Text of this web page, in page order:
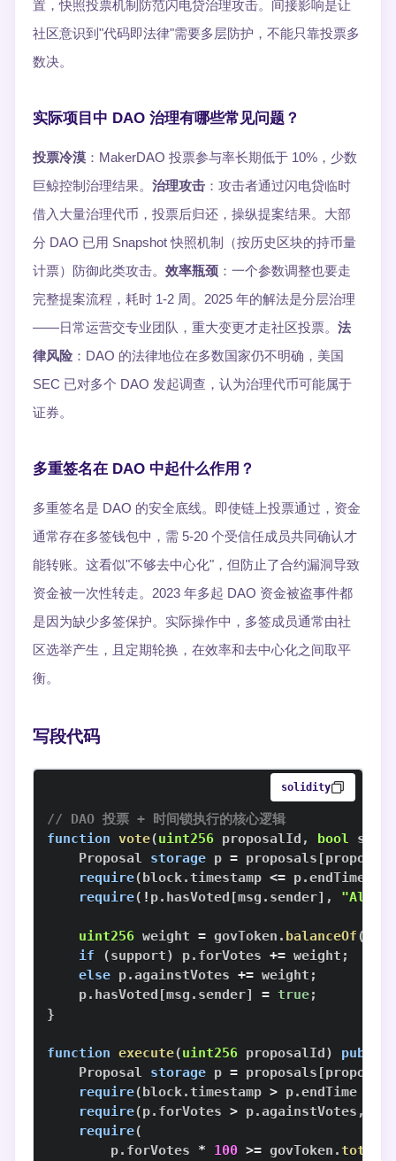
置，快照投票机制防范闪电贷治理攻击。间接影响是让
社区意识到"代码即法律"需要多层防护，不能只靠投票多
数决。
实际项目中 DAO 治理有哪些常见问题？
投票冷漠 ：MakerDAO 投票参与率长期低于 10%，少数
巨鲸控制治理结果。 治理攻击 ：攻击者通过闪电贷临时
借入大量治理代币，投票后归还，操纵提案结果。大部
分 DAO 已用 Snapshot 快照机制（按历史区块的持币量
计票）防御此类攻击。 效率瓶颈 ：一个参数调整也要走
完整提案流程，耗时 1-2 周。2025 年的解法是分层治理
——日常运营交专业团队，重大变更才走社区投票。 法
律风险 ：DAO 的法律地位在多数国家仍不明确，美国
SEC 已对多个 DAO 发起调查，认为治理代币可能属于
证券。
多重签名在 DAO 中起什么作用？
多重签名是 DAO 的安全底线。即使链上投票通过，资金
通常存在多签钱包中，需 5-20 个受信任成员共同确认才
能转账。这看似"不够去中心化"，但防止了合约漏洞导致
资金被一次性转走。2023 年多起 DAO 资金被盗事件都
是因为缺少多签保护。实际操作中，多签成员通常由社
区选举产生，且定期轮换，在效率和去中心化之间取平
衡。
写段代码
solidity
// DAO 投票 + 时间锁执行的核心逻辑
function vote(uint256 proposalId , bool
    Proposal
storage p = proposals [
require(block.timestamp <= p.endTime
require( ! p. hasVoted [msg . sender] ,
uint256 weight = govToken . balanceOf(
if
(support) p. forVotes += weight ;
else p.againstVotes += weight ;
    p
. hasVoted [msg . sender] = true;
}
function execute(uint256 proposalId)
public
    Proposal
storage p = proposals [
require(block.timestamp > p.endTime
require(p. forVotes > p.againstVotes ,
require(
        p
. forVotes * 100 >= govToken .